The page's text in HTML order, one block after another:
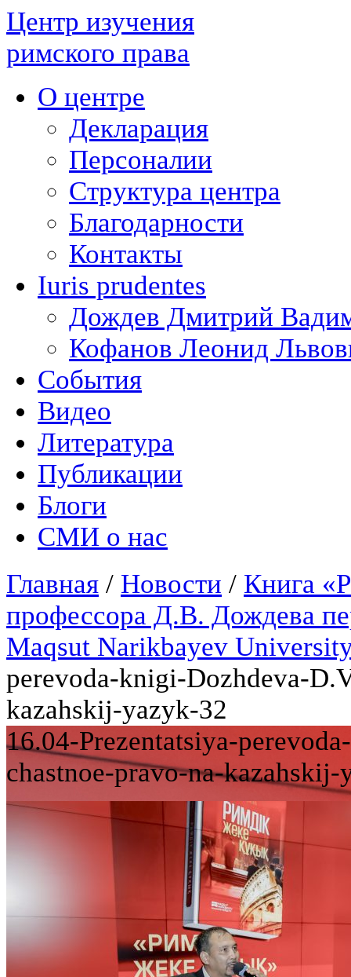
Центр изучения
римского права
О центре
Декларация
Персоналии
Структура центра
Благодарности
Контакты
Iuris prudentes
Дождев Дмитрий
Кофанов Леонид
События
Видео
Литература
Публикации
Блоги
СМИ о нас
Главная / Новости / Книга
профессора Д.В. Дождева
Maqsut Narikbayev
perevoda-knigi-Dozhdeva-
kazahskij-yazyk-32
16.04-Prezentatsiya-
chastnoe-pravo-na-kazahskij-